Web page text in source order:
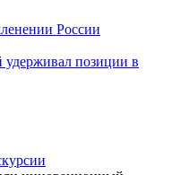
России
удерживал позиции в